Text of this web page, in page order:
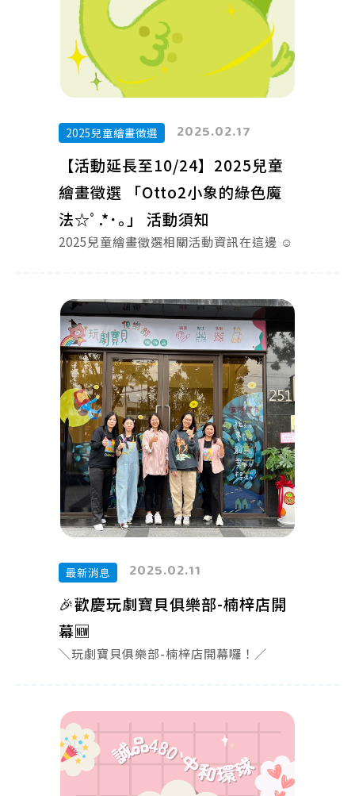
2025兒童繪畫徵選 2025.02.17
【活動延長至10/24】2025兒童
繪畫徵選 「Otto2小象的綠色魔
法☆ﾟ.*･｡」 活動須知
2025兒童繪畫徵選相關活動資訊在這邊 ☺
最新消息 2025.02.11
🎉歡慶玩劇寶貝俱樂部-楠梓店開
幕🆕
＼玩劇寶貝俱樂部-楠梓店開幕囉！／